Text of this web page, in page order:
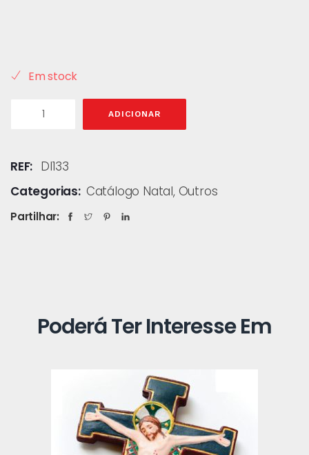
Em stock
ADICIONAR
REF: DI133
Categorias: Catálogo Natal, Outros
Partilhar:
Poderá Ter Interesse Em